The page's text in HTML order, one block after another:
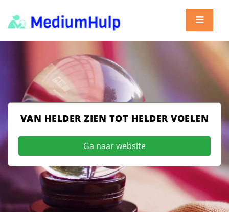
VAN HELDER ZIEN TOT HELDER VOELEN
Ga naar website